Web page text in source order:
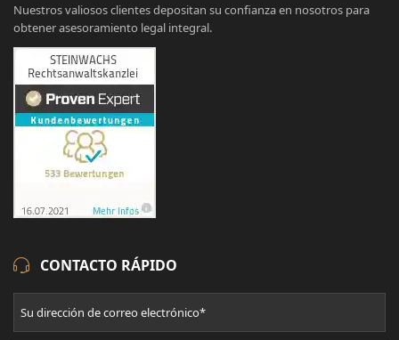
Nuestros valiosos clientes depositan su confianza en nosotros para
obtener asesoramiento legal integral.
CONTACTO RÁPIDO